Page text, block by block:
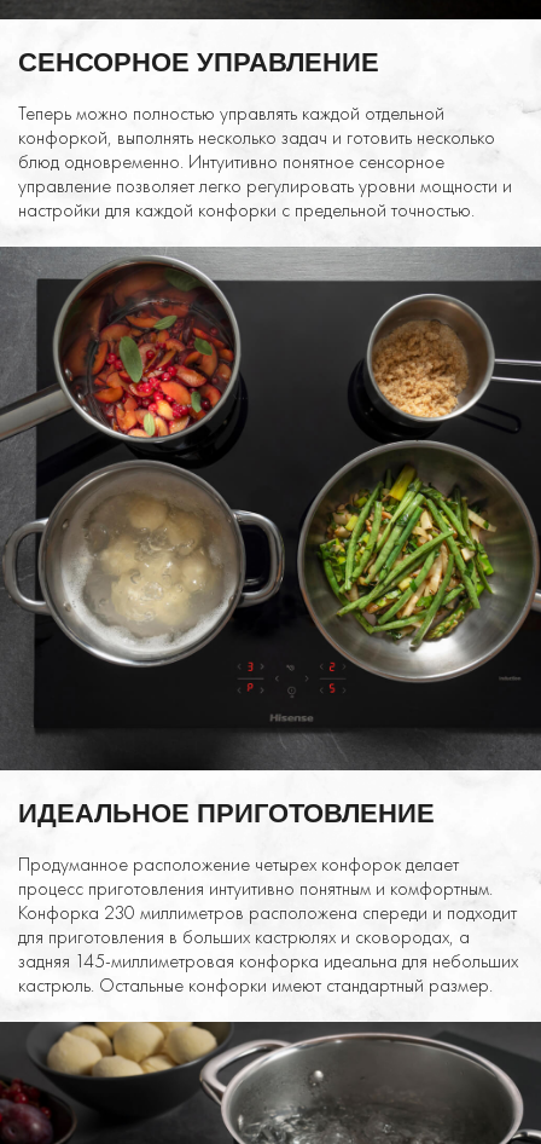
СЕНСОРНОЕ УПРАВЛЕНИЕ
Теперь можно полностью управлять каждой отдельной
конфоркой, выполнять несколько задач и готовить несколько
блюд одновременно. Интуитивно понятное сенсорное
управление позволяет легко регулировать уровни мощности и
настройки для каждой конфорки с предельной точностью.
ИДЕАЛЬНОЕ ПРИГОТОВЛЕНИЕ
Продуманное расположение четырех конфорок делает
процесс приготовления интуитивно понятным и комфортным.
Конфорка 230 миллиметров расположена спереди и подходит
для приготовления в больших кастрюлях и сковородах, а
задняя 145-миллиметровая конфорка идеальна для небольших
кастрюль. Остальные конфорки имеют стандартный размер.